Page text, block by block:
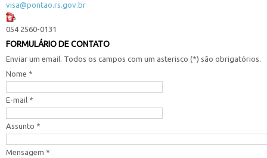
visa@pontao.rs.gov.br
054 2560-0131
FORMULÁRIO DE CONTATO
Enviar um email. Todos os campos com um asterisco (*) são obrigatórios.
Nome *
E-mail *
Assunto *
Mensagem *